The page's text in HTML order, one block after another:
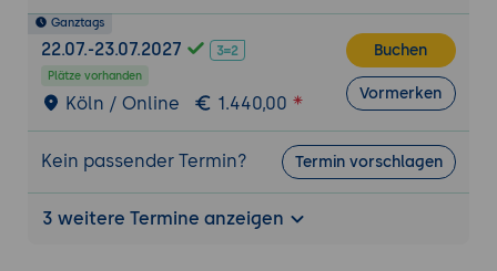
Synchronisieren von SharePoint mit
OneDrive
Verwendung von SharePoint in Microsoft
Teams
Best Practices für Anfänger
Strukturieren und Organisieren von
Inhalten
Ganztags
22.07.-23.07.2027
Plätze vorhanden
Köln / Online 1.440,00
Buchen
Vormerken
Kein passender Termin? Termin vorschlagen
3 weitere Termine anzeigen